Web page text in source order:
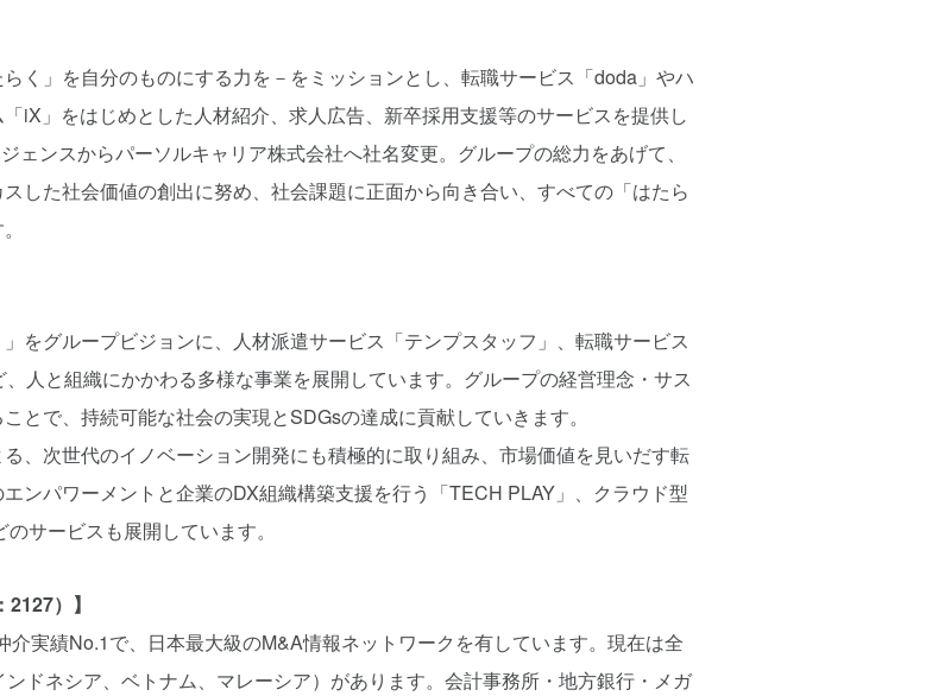
く」を自分のものにする力を－をミッションとし、転職サービス「doda」やハ
iX」をはじめとした人材紹介、求人広告、新卒採用支援等のサービスを提供し
ェンスからパーソルキャリア株式会社へ社名変更。グループの総力をあげて、
した社会価値の創出に努め、社会課題に正面から向き合い、すべての「はたら
をグループビジョンに、人材派遣サービス「テンプスタッフ」、転職サービス
人と組織にかかわる多様な事業を展開しています。グループの経営理念・サス
とで、持続可能な社会の実現とSDGsの達成に貢献していきます。
、次世代のイノベーション開発にも積極的に取り組み、市場価値を見いだす転
ンパワーメントと企業のDX組織構築支援を行う「TECH PLAY」、クラウド型
サービスも展開しています。
）】
実績No.1で、日本最大級のM&A情報ネットワークを有しています。現在は全
ドネシア、ベトナム、マレーシア）があります。会計事務所・地方銀行・メガ